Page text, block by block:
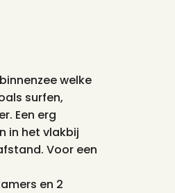
welke
surfen,
Een erg
in het vlakbij
Voor een
en 2